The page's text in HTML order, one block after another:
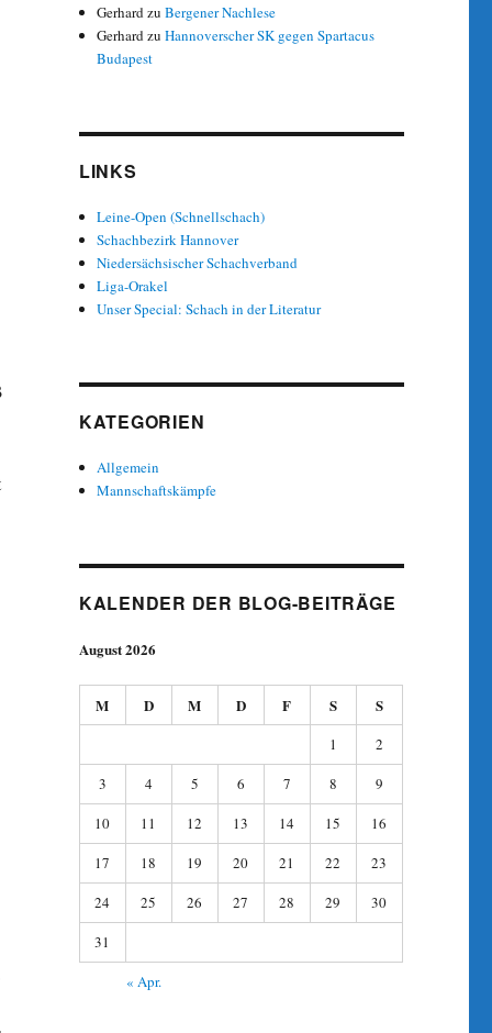
GerhardzuBergener Nachlese
GerhardzuHannoverscher SK gegen Spartacus
Budapest
LINKS
Leine-Open (Schnellschach)
Schachbezirk Hannover
Niedersächsischer Schachverband
Liga-Orakel
Unser Special: Schach in der Literatur
KATEGORIEN
Allgemein
Mannschaftskämpfe
KALENDER DER BLOG-BEITRÄGE
August 2026
M D M D F S S
1
2
3
4 5 6 7 8
9
10
11 12 13 14 15
16
17
18 19 20 21 22
23
24
25 26 27 28 29
30
31
« Apr.